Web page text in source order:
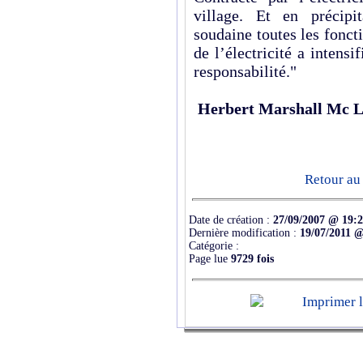
village. Et en
soudaine toutes les
de l’électricité a
responsabilité."
Herbert Marshall Mc
Retour
Date de création : 27/09/2007 @
Dernière modification : 19/07/2011
Catégorie :
Page lue 9729 fois